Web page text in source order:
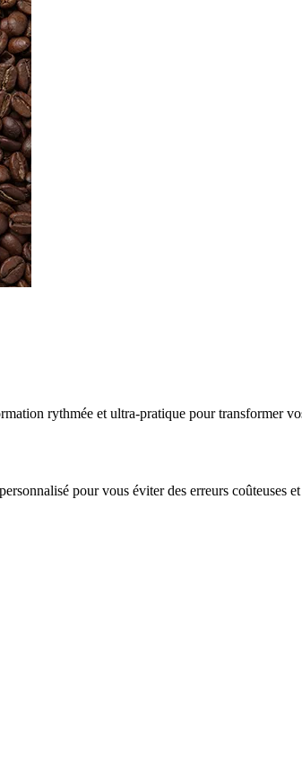
rythmée et ultra‑pratique pour transformer
pour vous éviter des erreurs coûteuses